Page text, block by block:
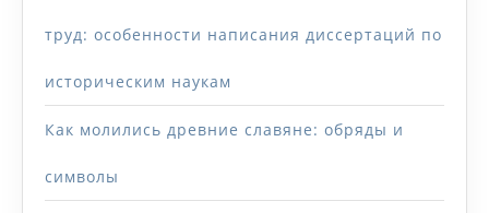
труд: особенности написания диссертаций по
историческим наукам
Как молились древние славяне: обряды и
символы